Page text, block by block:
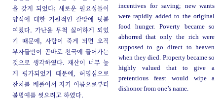
을 갖게 되었다; 새로운 필요성들이
양식에 대한 기원적인 갈망에 덧붙
여졌다. 가난을 무척 싫어하게 되었
기 때문에, 사람이 죽게 되면 오직
부자들만이 곧바로 천국에 들어가는
것으로 생각하였다. 재산이 너무 높
게 평가되었기 때문에, 허영심으로
잔치를 베풀어서 자기 이름으로부터
불명예를 씻으려고 하였다.
incentives for saving; new wants
were rapidly added to the original
food hunger. Poverty became so
abhorred that only the rich were
supposed to go direct to heaven
when they died. Property became so
highly valued that to give a
pretentious feast would wipe a
dishonor from one’s name.